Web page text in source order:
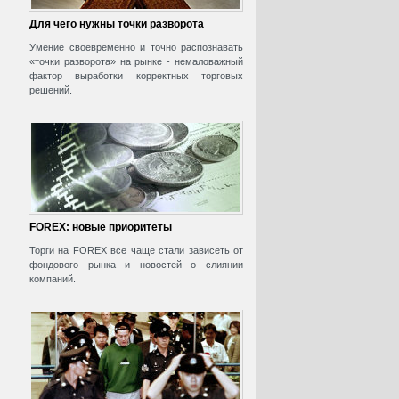
Для чего нужны точки разворота
Умение своевременно и точно распознавать
«точки разворота» на рынке - немаловажный
фактор выработки корректных торговых
решений.
FOREX: новые приоритеты
Торги на FOREX все чаще стали зависеть от
фондового рынка и новостей о слиянии
компаний.